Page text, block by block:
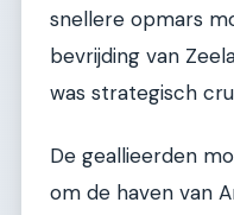
snellere opmars
bevrijding van
was strategisch
De geallieerden
om de haven van